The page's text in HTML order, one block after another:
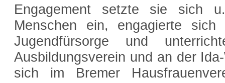
Engagement setzte sie sich
Menschen ein, engagierte
Jugendfürsorge und
Ausbildungsverein und an der
sich im Bremer